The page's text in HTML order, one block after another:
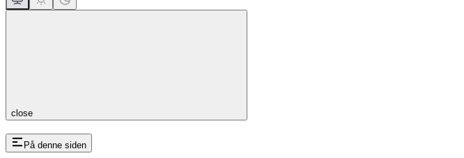
close
På denne siden